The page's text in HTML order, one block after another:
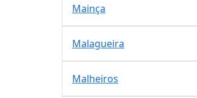
Mainça
Malagueira
Malheiros